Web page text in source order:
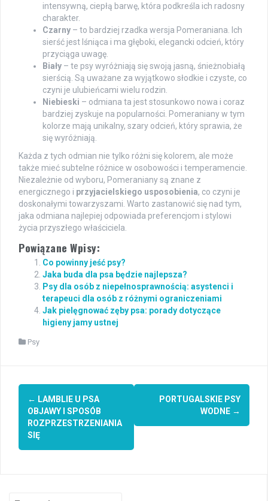
intensywną, ciepłą barwę, która podkreśla ich radosny
charakter.
Czarny – to bardziej rzadka wersja Pomeraniana. Ich
sierść jest lśniąca i ma głęboki, elegancki odcień, który
przyciąga uwagę.
Biały – te psy wyróżniają się swoją jasną, śnieżnobiałą
sierścią. Są uważane za wyjątkowo słodkie i czyste, co
czyni je ulubieńcami wielu rodzin.
Niebieski – odmiana ta jest stosunkowo nowa i coraz
bardziej zyskuje na popularności. Pomeraniany w tym
kolorze mają unikalny, szary odcień, który sprawia, że
się wyróżniają.
Każda z tych odmian nie tylko różni się kolorem, ale może
także mieć subtelne różnice w osobowości i temperamencie.
Niezależnie od wyboru, Pomeraniany są znane z
energicznego i przyjacielskiego usposobienia, co czyni je
doskonałymi towarzyszami. Warto zastanowić się nad tym,
jaka odmiana najlepiej odpowiada preferencjom i stylowi
życia przyszłego właściciela.
Powiązane Wpisy:
Co powinny jeść psy?
Jaka buda dla psa będzie najlepsza?
Psy dla osób z niepełnosprawnością: asystenci i
terapeuci dla osób z różnymi ograniczeniami
Jak pielęgnować zęby psa: porady dotyczące
higieny jamy ustnej
Psy
Post
navigation
← LAMBLIE U PSA
OBJAWY I SPOSÓB
ROZPRZESTRZENIANIA
SIĘ
PORTUGALSKIE PSY
WODNE →
Search